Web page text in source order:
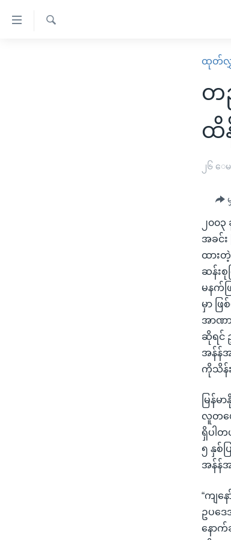
ထုတ်လွှင့်
တ
ထိ
၂၆ ေမ
၂၀၀
အခင်
ထားတဲ့
ဆန်း
မနက်ဖ
မှာ ဖ
အာဏ
ဆိုရင်
အန်န်
ကိုသိန်
မြန်
လူတယ
ရှိပါ
၅ နှစ်
အန်န်
“ကျ
ဥပဒေ
နောက်